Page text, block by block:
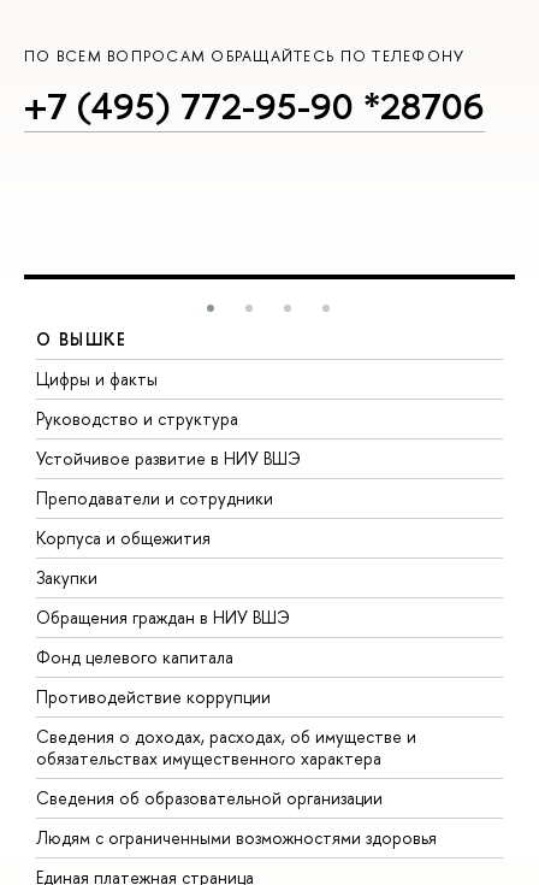
ПО ВСЕМ ВОПРОСАМ ОБРАЩАЙТЕСЬ ПО ТЕЛЕФОНУ
+7 (495) 772-95-90 *28706
О ВЫШКЕ
Цифры и факты
Руководство и структура
Устойчивое развитие в НИУ ВШЭ
Преподаватели и сотрудники
Корпуса и общежития
Закупки
Обращения граждан в НИУ ВШЭ
Фонд целевого капитала
Противодействие коррупции
Сведения о доходах, расходах, об имуществе и
обязательствах имущественного характера
Сведения об образовательной организации
Людям с ограниченными возможностями здоровья
Единая платежная страница